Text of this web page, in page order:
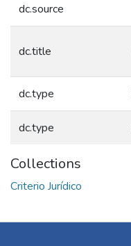
dc.source
dc.title
dc.type
dc.type
Collections
Criterio Jurídico